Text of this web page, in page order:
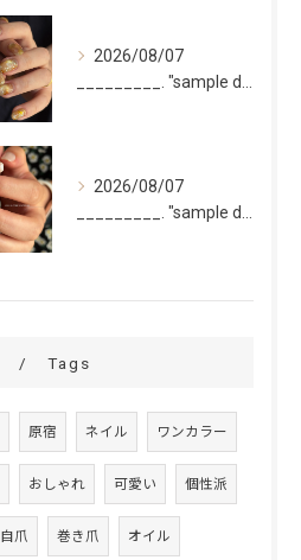
2026/08/07
2026/08/07
Tags
原宿 ネイル ワンカラー
おしゃれ 可愛い 個性派
自爪 巻き爪 オイル